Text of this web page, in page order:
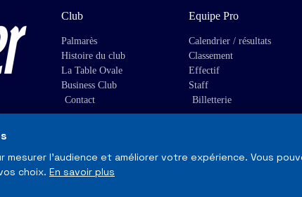
Club
Palmarès
Histoire du club
La Table Ovale
Business Club
Contact
Equipe Pro
Calendrier / résultats
Classement
Effectif
Staff
Billetterie
mesurer l'audience et améliorer votre expérience. Vous
choix. En savoir plus